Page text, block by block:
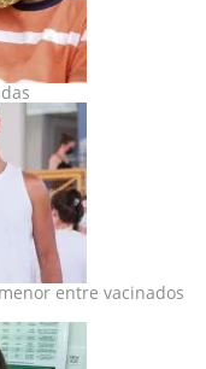
entre vacinados